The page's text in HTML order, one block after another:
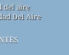
del aire
Del Aire